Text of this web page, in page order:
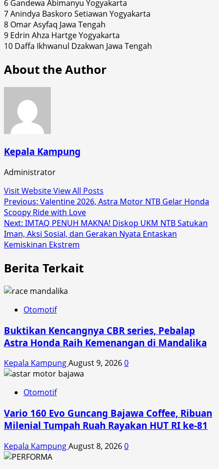
6 Gandewa Abimanyu Yogyakarta
7 Anindya Baskoro Setiawan Yogyakarta
8 Omar Asyfaq Jawa Tengah
9 Edrin Ahza Hartge Yogyakarta
10 Daffa Ikhwanul Dzakwan Jawa Tengah
About the Author
Kepala Kampung
Administrator
Visit WebsiteView All Posts
Post
navigation
Previous: Valentine 2026, Astra Motor NTB Gelar Honda
Scoopy Ride with Love
Next: IMTAQ PENUH MAKNA! Diskop UKM NTB Satukan
Iman, Aksi Sosial, dan Gerakan Nyata Entaskan
Kemiskinan Ekstrem
Berita Terkait
Otomotif
Buktikan Kencangnya CBR series, Pebalap
Astra Honda Raih Kemenangan di Mandalika
Kepala KampungAugust 9, 20260
Otomotif
Vario 160 Evo Guncang Bajawa Coffee, Ribuan
Milenial Tumpah Ruah Rayakan HUT RI ke-81
Kepala KampungAugust 8, 20260